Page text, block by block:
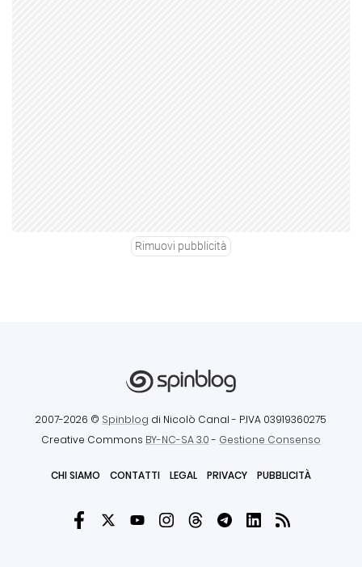
Rimuovi pubblicità
2007-2026 © Spinblog di Nicolò Canal - P.IVA 03919360275
Creative Commons BY-NC-SA 3.0- Gestione Consenso
CHI SIAMO CONTATTI LEGAL PRIVACY PUBBLICITÀ